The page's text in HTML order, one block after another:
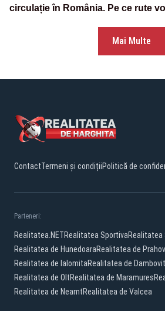
circulație în România. Pe ce rute
Mai Multe
ContactTermeni și condițiiPolitică de
Parteneri:
Realitatea.NETRealitatea SportivaRealitatea
Realitatea de HunedoaraRealitatea de
Realitatea de IalomitaRealitatea de
Realitatea de OltRealitatea de Maramures
Realitatea de NeamtRealitatea de Valcea